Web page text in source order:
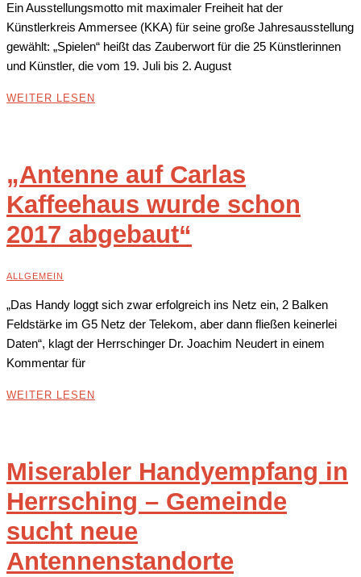
Ein Ausstellungsmotto mit maximaler Freiheit hat der
Künstlerkreis Ammersee (KKA) für seine große Jahresausstellung
gewählt: „Spielen“ heißt das Zauberwort für die 25 Künstlerinnen
und Künstler, die vom 19. Juli bis 2. August
WEITER LESEN
„Antenne auf Carlas
Kaffeehaus wurde schon
2017 abgebaut“
ALLGEMEIN
„Das Handy loggt sich zwar erfolgreich ins Netz ein, 2 Balken
Feldstärke im G5 Netz der Telekom, aber dann fließen keinerlei
Daten“, klagt der Herrschinger Dr. Joachim Neudert in einem
Kommentar für
WEITER LESEN
Miserabler Handyempfang in
Herrsching – Gemeinde
sucht neue
Antennenstandorte